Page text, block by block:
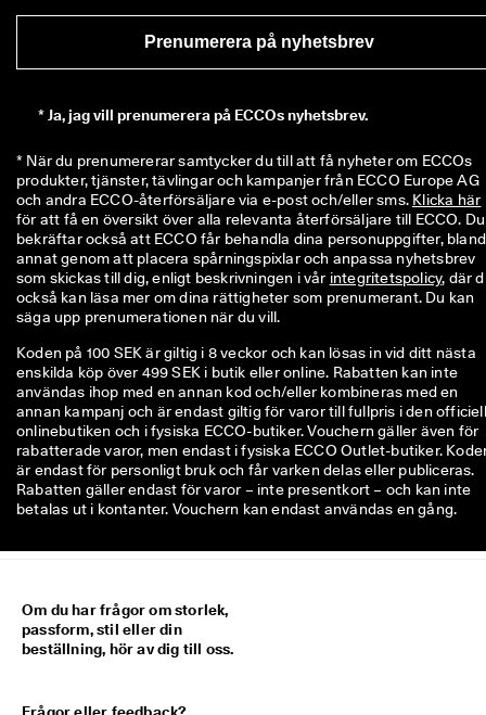
Prenumerera på nyhetsbrev
*Ja, jag vill prenumerera på ECCOs nyhetsbrev.
* När du prenumererar samtycker du till att få nyheter om ECCOs
produkter, tjänster, tävlingar och kampanjer från ECCO Europe AG
och andra ECCO-återförsäljare via e-post och/eller sms. Klicka här
för att få en översikt över alla relevanta återförsäljare till ECCO. Du
bekräftar också att ECCO får behandla dina personuppgifter, bland
annat genom att placera spårningspixlar och anpassa nyhetsbrev
som skickas till dig, enligt beskrivningen i vår integritetspolicy, där
också kan läsa mer om dina rättigheter som prenumerant. Du kan
säga upp prenumerationen när du vill.
Koden på 100 SEK är giltig i 8 veckor och kan lösas in vid ditt nästa
enskilda köp över 499 SEK i butik eller online. Rabatten kan inte
användas ihop med en annan kod och/eller kombineras med en
annan kampanj och är endast giltig för varor till fullpris i den
onlinebutiken och i fysiska ECCO-butiker. Vouchern gäller även för
rabatterade varor, men endast i fysiska ECCO Outlet-butiker.
är endast för personligt bruk och får varken delas eller publiceras.
Rabatten gäller endast för varor – inte presentkort – och kan inte
betalas ut i kontanter. Vouchern kan endast användas en gång.
Om du har frågor om storlek,
passform, stil eller din
beställning, hör av dig till oss.